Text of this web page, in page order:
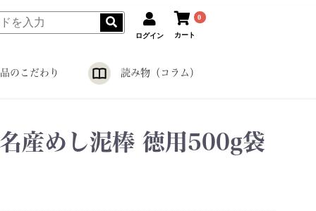
ログイン
0
カート
のこだわり 読み物（コラム）
産めし泥棒 徳用500g袋